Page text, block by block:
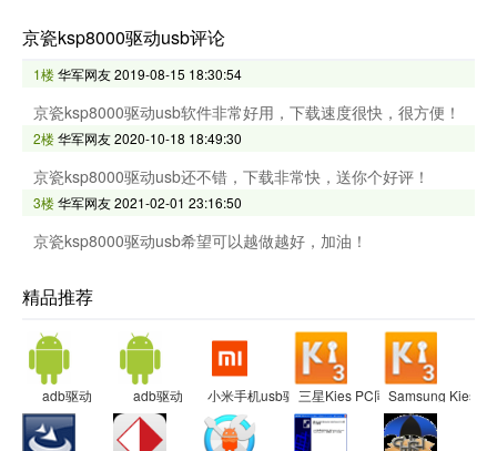
京瓷ksp8000驱动usb评论
1楼华军网友2019-08-15 18:30:54
京瓷ksp8000驱动usb软件非常好用，下载速度很快，很方便！
2楼华军网友2020-10-18 18:49:30
京瓷ksp8000驱动usb还不错，下载非常快，送你个好评！
3楼华军网友2021-02-01 23:16:50
京瓷ksp8000驱动usb希望可以越做越好，加油！
精品推荐
adb驱动 adb驱动 小米手机usb驱动程序三星Kies PC同步工具Samsung Kies